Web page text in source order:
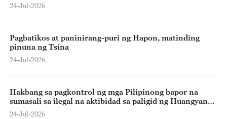
24-Jul-2026
Pagbatikos at paninirang-puri ng Hapon, matinding
pinuna ng Tsina
24-Jul-2026
Hakbang sa pagkontrol ng mga Pilipinong bapor na
sumasali sa ilegal na aktibidad sa paligid ng Huangyan
Dao, isinagawa ng CCG
24-Jul-2026